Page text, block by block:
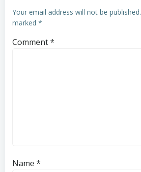
Your email address will not be published.
marked *
Comment*
Name *